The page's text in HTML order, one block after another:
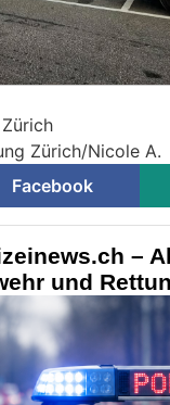
Zürich/Nicole A.
Facebook
–
und